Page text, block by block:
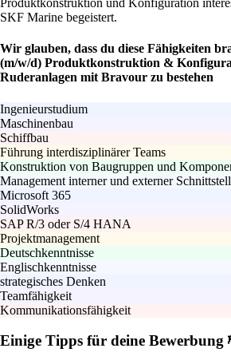
Produktkonstruktion und Konfiguration
SKF Marine begeistert.
Wir glauben, dass du diese Fähigkeiten
(m/w/d) Produktkonstruktion &
Ruderanlagen mit Bravour zu bestehen
Ingenieurstudium
Maschinenbau
Schiffbau
Führung interdisziplinärer Teams
Konstruktion von Baugruppen und
Management interner und externer
Microsoft 365
SolidWorks
SAP R/3 oder S/4 HANA
Projektmanagement
Deutschkenntnisse
Englischkenntnisse
strategisches Denken
Teamfähigkeit
Kommunikationsfähigkeit
Einige Tipps für deine Bewerbung